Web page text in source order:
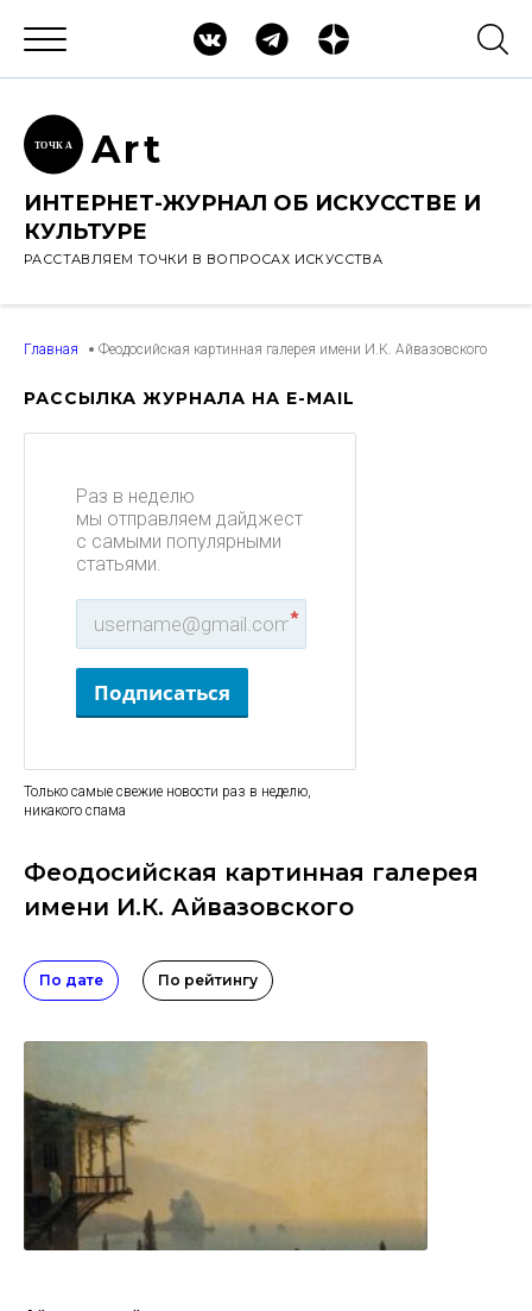
ТОЧК А Art
ИНТЕРНЕТ-ЖУРНАЛ ОБ ИСКУССТВЕ И
КУЛЬТУРЕ
РАССТАВЛЯЕМ ТОЧКИ В ВОПРОСАХ ИСКУССТВА
Главная Феодосийская картинная галерея имени И.К. Айвазовского
РАССЫЛКА ЖУРНАЛА НА E-MAIL
Раз в неделю
мы отправляем дайджест
с самыми популярными
статьями.
*
Подписаться
Только самые свежие новости раз в неделю,
никакого спама
Феодосийская картинная галерея
имени И.К. Айвазовского
По дате По рейтингу